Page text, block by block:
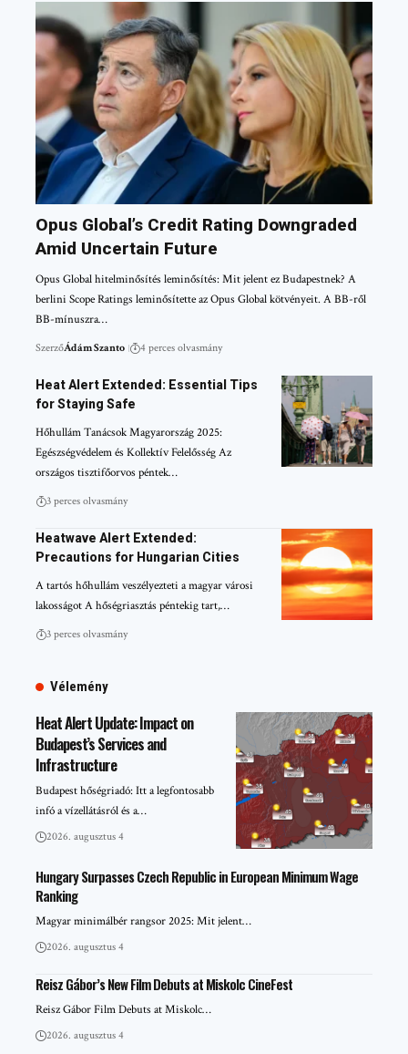
Opus Global’s Credit Rating Downgraded
Amid Uncertain Future
Opus Global hitelminősítés leminősítés: Mit jelent ez Budapestnek? A
berlini Scope Ratings leminősítette az Opus Global kötvényeit. A BB-ről
BB-mínuszra…
SzerzőÁdám Szanto 4 perces olvasmány
Heat Alert Extended: Essential Tips
for Staying Safe
Hőhullám Tanácsok Magyarország 2025:
Egészségvédelem és Kollektív Felelősség Az
országos tisztifőorvos péntek…
3 perces olvasmány
Heatwave Alert Extended:
Precautions for Hungarian Cities
A tartós hőhullám veszélyezteti a magyar városi
lakosságot A hőségriasztás péntekig tart,…
3 perces olvasmány
Vélemény
Heat Alert Update: Impact on
Budapest’s Services and
Infrastructure
Budapest hőségriadó: Itt a legfontosabb
infó a vízellátásról és a…
2026. augusztus 4
Hungary Surpasses Czech Republic in European Minimum Wage
Ranking
Magyar minimálbér rangsor 2025: Mit jelent…
2026. augusztus 4
Reisz Gábor’s New Film Debuts at Miskolc CineFest
Reisz Gábor Film Debuts at Miskolc…
2026. augusztus 4